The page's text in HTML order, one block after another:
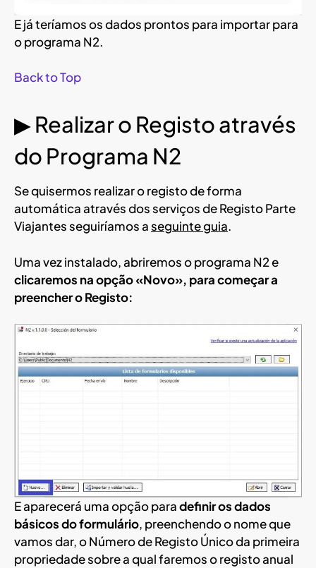
E já teríamos os dados prontos para importar para
o programa N2.
Back to Top
▶ Realizar o Registo através
do Programa N2
Se quisermos realizar o registo de forma
automática através dos serviços de Registo Parte
Viajantes seguiríamos aseguinte guia.
Uma vez instalado, abriremos o programa N2 e
clicaremos na opção «Novo», para começar a
preencher o Registo:
E aparecerá uma opção paradefinir os dados
básicos do formulário, preenchendo o nome que
vamos dar, o Número de Registo Único da primeira
propriedade sobre a qual faremos o registo anual